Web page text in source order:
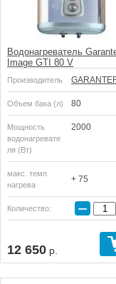
Водонагреватель
Image GTI 80 V
Производитель
Объем бака (л) 80
Мощность
водонагревате
ля (Вт)
2000
макс. темп.
нагрева
+ 75
Количество: −
12 650 р.